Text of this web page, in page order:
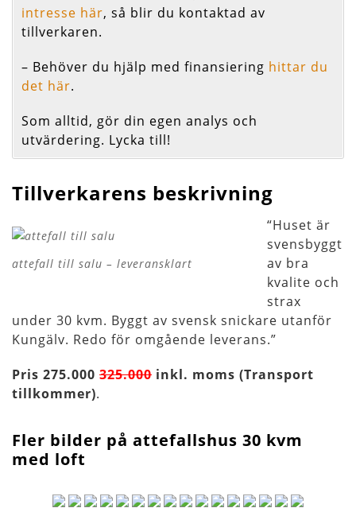
intresse här, så blir du kontaktad av
tillverkaren.
– Behöver du hjälp med finansiering hittar du
det här.
Som alltid, gör din egen analys och
utvärdering. Lycka till!
Tillverkarens beskrivning
attefall till salu – leveransklart
“Huset är
svensbyggt
av bra
kvalite och
strax
under 30 kvm. Byggt av svensk snickare utanför
Kungälv. Redo för omgående leverans.”
Pris 275.000 325.000 inkl. moms (Transport
tillkommer).
Fler bilder på attefallshus 30 kvm
med loft